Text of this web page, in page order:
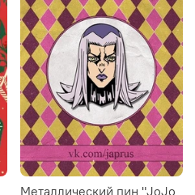
Металлический пин "JoJo